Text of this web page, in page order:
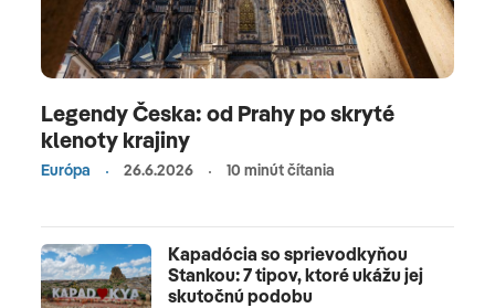
Legendy Česka: od Prahy po skryté
klenoty krajiny
Európa 26.6.2026 10 minút čítania
Kapadócia so sprievodkyňou
Stankou: 7 tipov, ktoré ukážu jej
skutočnú podobu